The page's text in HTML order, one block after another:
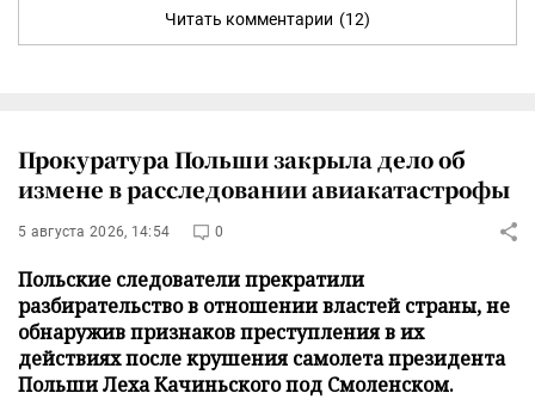
Читать комментарии (12)
Прокуратура Польши закрыла дело об
измене в расследовании авиакатастрофы
5 августа 2026, 14:54 0
Польские следователи прекратили
разбирательство в отношении властей страны, не
обнаружив признаков преступления в их
действиях после крушения самолета президента
Польши Леха Качиньского под Смоленском.